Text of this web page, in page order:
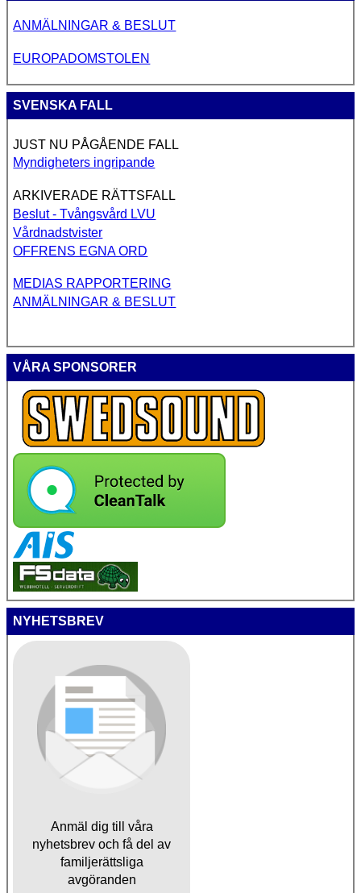
ANMÄLNINGAR & BESLUT
EUROPADOMSTOLEN
SVENSKA FALL
JUST NU PÅGÅENDE FALL
Myndigheters ingripande
ARKIVERADE RÄTTSFALL
Beslut - Tvångsvård LVU
Vårdnadstvister
OFFRENS EGNA ORD
MEDIAS RAPPORTERING
ANMÄLNINGAR & BESLUT
VÅRA SPONSORER
NYHETSBREV
Anmäl dig till våra
nyhetsbrev och få del av
familjerättsliga
avgöranden